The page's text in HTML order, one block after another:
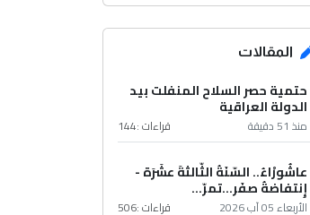
المقالات
حتمية حصر السلاح المنفلت بيد
الدولة العراقية
منذ 51 دقيقة قراءات :144
عاشُورْاءُ.. السّنَةُ الثّالثةَ عشَرَة -
إِنتفاضةُ صفَر…تمرّ...
الأربعاء 05 آب 2026 قراءات :506